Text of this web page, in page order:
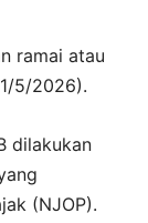
ramai atau
5/2026).
dilakukan
(NJOP).